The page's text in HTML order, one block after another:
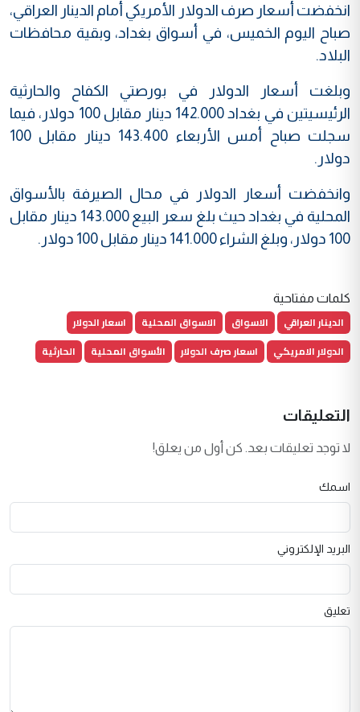
انخفضت أسعار صرف الدولار الأمريكي أمام الدينار العراقي،
صباح اليوم الخميس، في أسواق بغداد، وبقية محافظات
البلاد.
وبلغت أسعار الدولار في بورصتي الكفاح والحارثية
الرئيسيتين في بغداد 142.000 دينار مقابل 100 دولار، فيما
سجلت صباح أمس الأربعاء 143.400 دينار مقابل 100
دولار.
وانخفضت أسعار الدولار في محال الصيرفة بالأسواق
المحلية في بغداد حيث بلغ سعر البيع 143.000 دينار مقابل
100 دولار، وبلغ الشراء 141.000 دينار مقابل 100 دولار.
كلمات مفتاحية
الدينار العراقي الاسواق الاسواق المحلية
اسعار الدولار
الدولار الامريكي
اسعار صرف الدولار الأسواق المحلية الحارثية
التعليقات
لا توجد تعليقات بعد. كن أول من يعلق!
اسمك
البريد الإلكتروني
تعليق